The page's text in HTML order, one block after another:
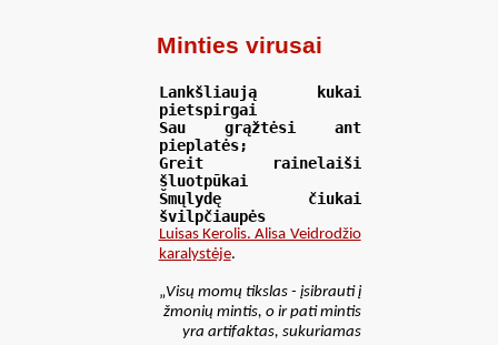
Minties virusai
Lankšliaują kukai
pietspirgai
Sau grąžtėsi ant
pieplatės;
Greit rainelaiši
šluotpūkai
Šmųlydę čiukai
švilpčiaupės
Luisas Kerolis. Alisa Veidrodžio
karalystėje.
„Visų momų tikslas - įsibrauti į
žmonių mintis, o ir pati mintis
yra artifaktas, sukuriamas